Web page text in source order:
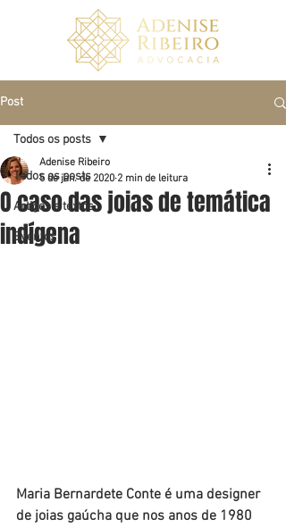
Post
Todos os posts
Artigos e textos
Eventos
Todos os posts
O caso das joias de temática
indígena
Adenise Ribeiro
5 de jan. de 2020 2 min de leitura
Maria Bernardete Conte é uma designer
de joias gaúcha que nos anos de 1980